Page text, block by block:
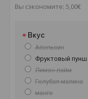
Вы сэкономите: 5,00€
Вкус
Апельсин
Фруктовый пунш
Лимон лайм
Голубая малина
манго